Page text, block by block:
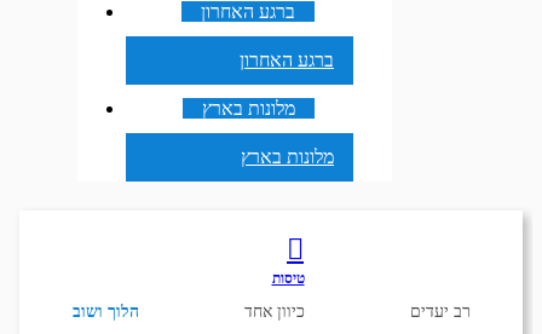
ברגע האחרון
ברגע האחרון
מלונות בארץ
מלונות בארץ
טיסות
הלוך ושוב כיוון אחד רב יעדים